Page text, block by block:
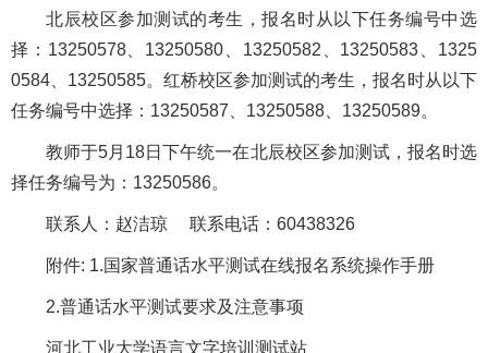
北辰校区参加测试的考生，报名时从以下任务编号中选
择：13250578、13250580、13250582、13250583、1325
0584、13250585。红桥校区参加测试的考生，报名时从以下
任务编号中选择：13250587、13250588、13250589。
教师于5月18日下午统一在北辰校区参加测试，报名时选
择任务编号为：13250586。
联系人：赵洁琼 联系电话：60438326
附件: 1.国家普通话水平测试在线报名系统操作手册
2.普通话水平测试要求及注意事项
河北工业大学语言文字培训测试站